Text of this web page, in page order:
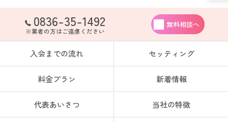
0836-35-1492
※業者の方はご遠慮ください
無料相談へ
入会までの流れ セッティング
料金プラン 新着情報
代表あいさつ 当社の特徴